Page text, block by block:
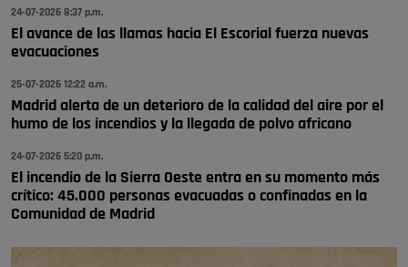
Pozuelo de Alarcón
🔴 EXCLUSIVA | El comisario de la …
24-07-2026 8:37 p.m.
El avance de las llamas hacia El Escorial fuerza nuevas
evacuaciones
25-07-2026 12:22 a.m.
Madrid alerta de un deterioro de la calidad del aire por el
humo de los incendios y la llegada de polvo africano
24-07-2026 5:20 p.m.
El incendio de la Sierra Oeste entra en su momento más
crítico: 45.000 personas evacuadas o confinadas en la
Comunidad de Madrid